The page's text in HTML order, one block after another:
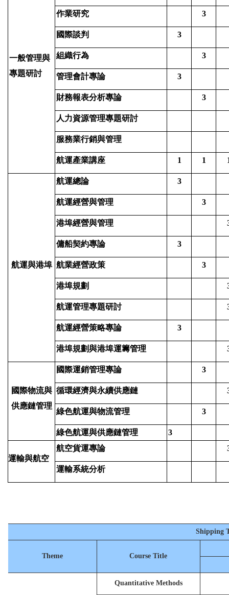
一般管理與
專題研討
作業研究 3
國際談判 3
組織行為 3
管理會計專論 3
財務報表分析專論 3
人力資源管理專題研討
服務業行銷與管理
航運產業講座 1 1
航運與港埠
航運總論 3
航運經營與管理 3
港埠經營與管理
傭船契約專論 3
航業經營政策 3
港埠規劃
航運管理專題研討
航運經營策略專論 3
港埠規劃與港埠運籌管理
國際物流與
供應鏈管理
國際運銷管理專論 3
循環經濟與永續供應鏈
綠色航運與物流管理 3
綠色航運與供應鏈管理 3
運輸與航空
航空貨運專論
運輸系統分析
Shipping
Theme Course Title
Quantitative Methods